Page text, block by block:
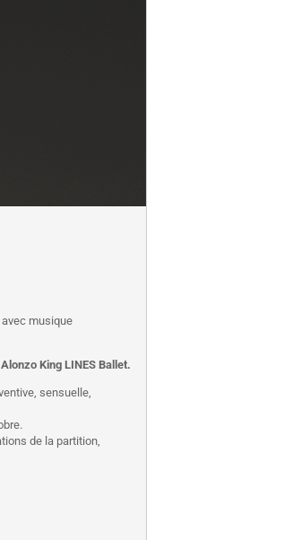
musique
King LINES Ballet.
sensuelle,
de la partition,